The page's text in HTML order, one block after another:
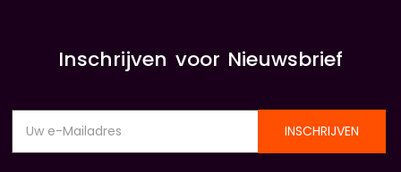
Inschrijven voor Nieuwsbrief
INSCHRIJVEN